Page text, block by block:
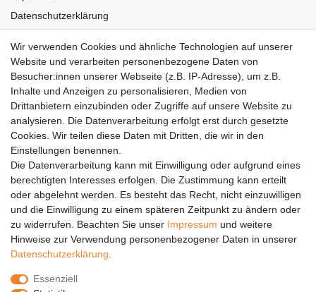
Datenschutzerklärung
Versandkosten
Barrierefreiheit
Anleitungen
Vertrag widerrufen
PARTNER
DHL
GLS
PaketPLUS
SPONSORING
Malchower SV 90
Wir verwenden Cookies und ähnliche Technologien auf unserer
Website und verarbeiten personenbezogene Daten von
Besucher:innen unserer Webseite (z.B. IP-Adresse), um z.B.
Inhalte und Anzeigen zu personalisieren, Medien von
Drittanbietern einzubinden oder Zugriffe auf unsere Website zu
analysieren. Die Datenverarbeitung erfolgt erst durch gesetzte
Cookies. Wir teilen diese Daten mit Dritten, die wir in den
Einstellungen benennen.
Die Datenverarbeitung kann mit Einwilligung oder aufgrund eines
berechtigten Interesses erfolgen. Die Zustimmung kann erteilt
oder abgelehnt werden. Es besteht das Recht, nicht einzuwilligen
und die Einwilligung zu einem späteren Zeitpunkt zu ändern oder
zu widerrufen. Beachten Sie unser Impressum und weitere
Hinweise zur Verwendung personenbezogener Daten in unserer
Daten­schutz­erklärung
Essenziell